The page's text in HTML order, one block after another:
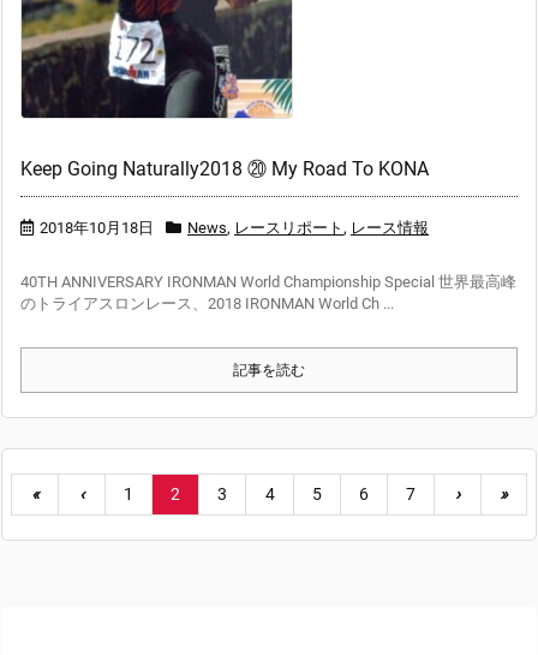
Keep Going Naturally2018 ⑳ My Road To KONA
2018年10月18日 News, レースリポート , レース情報
40TH ANNIVERSARY IRONMAN World Championship Special 世界最高峰
のトライアスロンレース、2018 IRONMAN World Ch ...
記事を読む
« ‹ 1 2 3 4 5 6 7 › »